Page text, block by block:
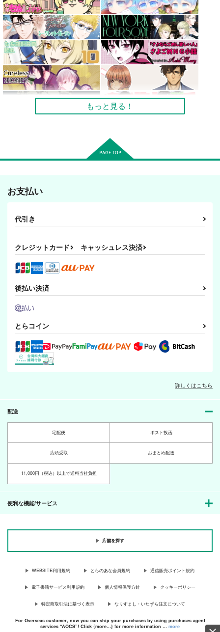
もっと見る！
お支払い
代引き
クレジットカード キャッシュレス決済
後払い決済
とらコイン
詳しくはこちら
配送
宅配便 ポスト投函
店頭受取 おまとめ配送
11,000円（税込）以上で送料当社負担
便利な機能/サービス
店舗を探す
WEBSITE利用規約 とらのあな会員規約 通信販売ポイント規約
電子書籍サービス利用規約 個人情報保護方針 クッキーポリシー
特定商取引法に基づく表示 なりすまし・いたずら注文について
For Overseas customer, now you can ship your purchases by using purchases agent
services “AOCS”! Click {more…} for more information … more